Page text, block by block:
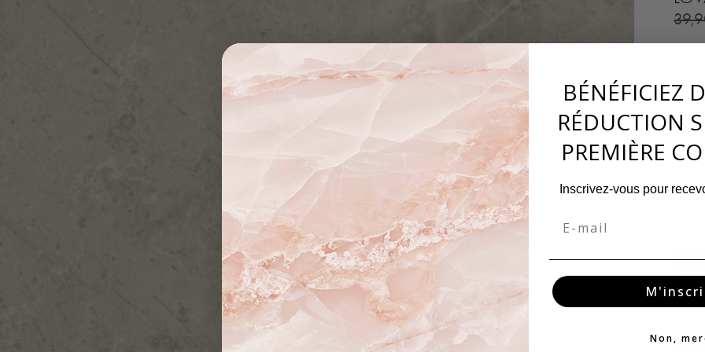
−
BÉNÉFICIEZ
RÉDUCTION
PREMIÈRE
Inscrivez-vous pour
Email
Non,